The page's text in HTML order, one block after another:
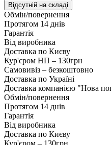
Відсутній на складі
Обмін/повернення
Протягом 14 днів
Гарантія
Від виробника
Доставка по Києву
Кур'єром НП – 130грн
Самовивіз – безкоштовно
Доставка по Україні
Доставка компанією "Нова
Обмін/повернення
Протягом 14 днів
Гарантія
Від виробника
Доставка по Києву